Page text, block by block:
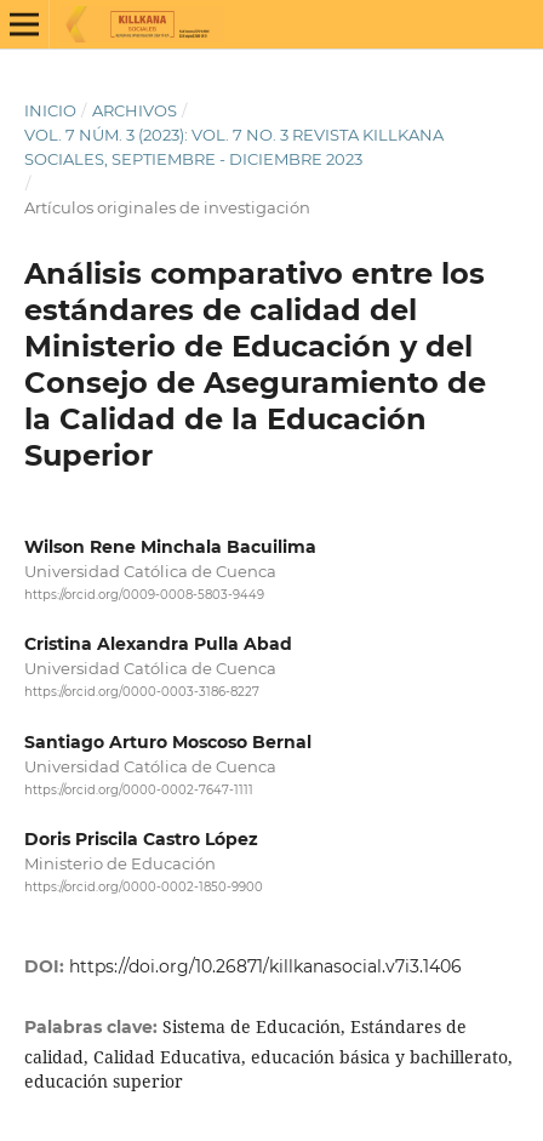
INICIO / ARCHIVOS /
VOL. 7 NÚM. 3 (2023): VOL. 7 NO. 3 REVISTA KILLKANA
SOCIALES, SEPTIEMBRE - DICIEMBRE 2023
/
Artículos originales de investigación
Análisis comparativo entre los
estándares de calidad del
Ministerio de Educación y del
Consejo de Aseguramiento de
la Calidad de la Educación
Superior
Wilson Rene Minchala Bacuilima
Universidad Católica de Cuenca
https://orcid.org/0009-0008-5803-9449
Cristina Alexandra Pulla Abad
Universidad Católica de Cuenca
https://orcid.org/0000-0003-3186-8227
Santiago Arturo Moscoso Bernal
Universidad Católica de Cuenca
https://orcid.org/0000-0002-7647-1111
Doris Priscila Castro López
Ministerio de Educación
https://orcid.org/0000-0002-1850-9900
DOI: https://doi.org/10.26871/killkanasocial.v7i3.1406
Palabras clave: Sistema de Educación, Estándares de
calidad, Calidad Educativa, educación básica y bachillerato,
educación superior